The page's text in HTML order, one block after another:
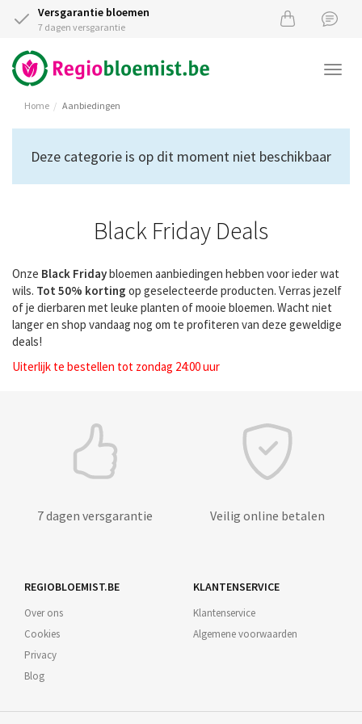
Versgarantie bloemen
7 dagen versgarantie
Home Aanbiedingen
Deze categorie is op dit moment niet beschikbaar
Black Friday Deals
Onze Black Fridaybloemen aanbiedingen hebben voor ieder wat
wils. Tot 50% korting op geselecteerde producten. Verras jezelf
of je dierbaren met leuke planten of mooie bloemen. Wacht niet
langer en shop vandaag nog om te profiteren van deze geweldige
deals!
Uiterlijk te bestellen tot zondag 24:00 uur
7 dagen versgarantie Veilig online betalen
REGIOBLOEMIST.BE
Over ons
Cookies
Privacy
Blog
KLANTENSERVICE
Klantenservice
Algemene voorwaarden